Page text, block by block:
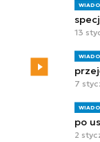
13
7
po
2